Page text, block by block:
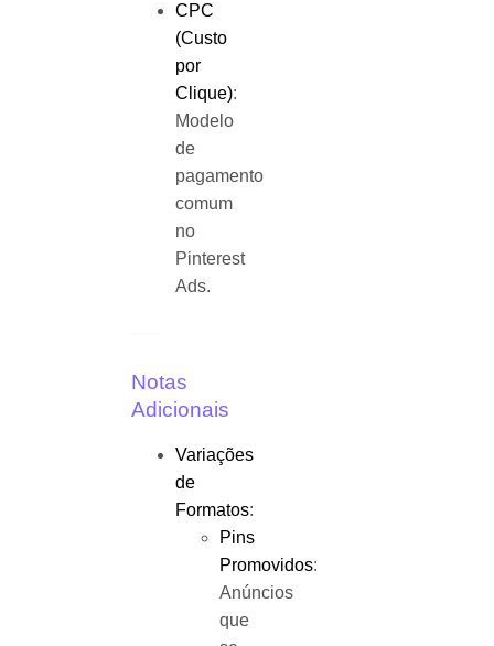
CPC
(Custo
por
Clique):
Modelo
de
pagamento
comum
no
Pinterest
Ads.
Notas
Adicionais
Variações
de
Formatos:
Pins
Promovidos:
Anúncios
que